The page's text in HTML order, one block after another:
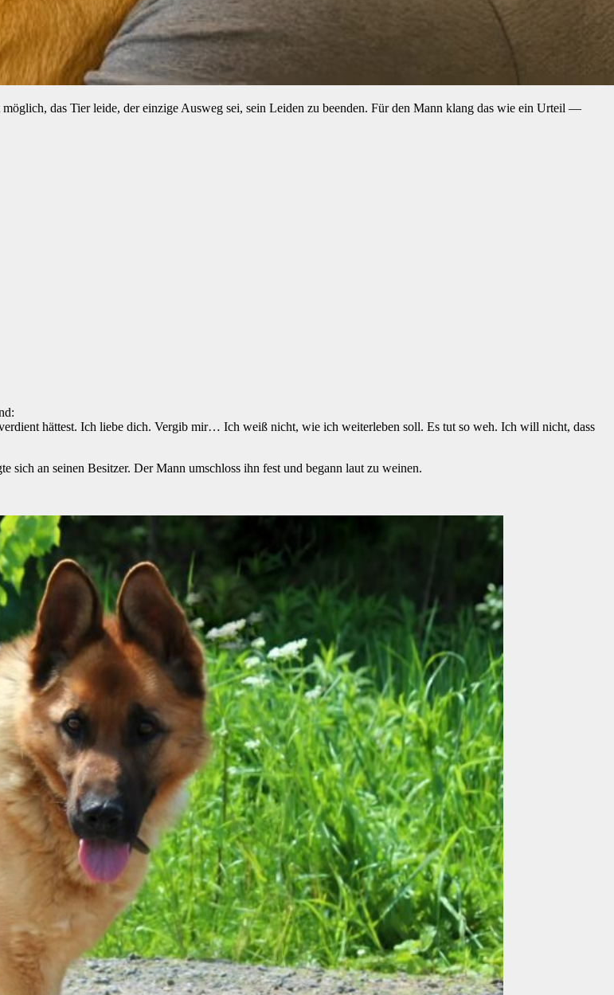
das Tier leide, der einzige Ausweg sei, sein Leiden zu beenden. Für den Mann klang das wie ein Urteil —
hättest. Ich liebe dich. Vergib mir… Ich weiß nicht, wie ich weiterleben soll. Es tut so weh. Ich will nicht, dass
sich an seinen Besitzer. Der Mann umschloss ihn fest und begann laut zu weinen.